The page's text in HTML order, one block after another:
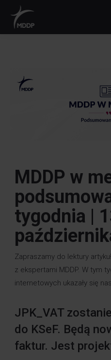
MDDP w
tygodnia |
Zapraszamy do lektury
z ekspertami MDDP. W tym
internetowych ukazały się
JPK_VAT
do KSeF. Będą
faktur. Jest